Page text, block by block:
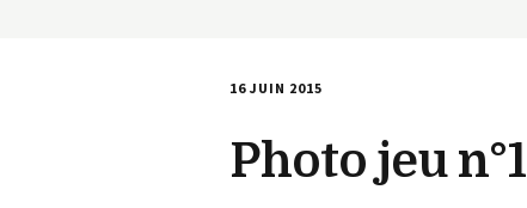
16 JUIN 2015
Photo jeu n°1